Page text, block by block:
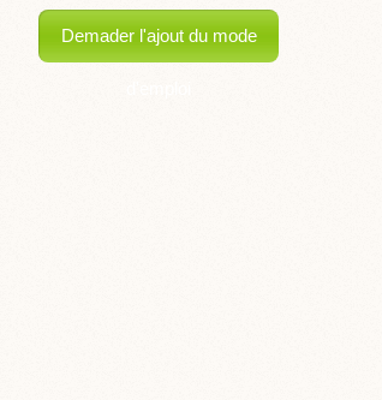
Demader l'ajout du mode